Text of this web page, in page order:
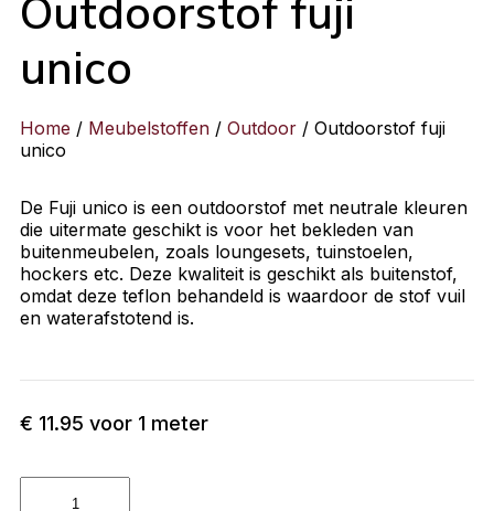
Outdoorstof fuji
unico
Home / Meubelstoffen / Outdoor / Outdoorstof fuji
unico
De Fuji unico is een outdoorstof met neutrale kleuren
die uitermate geschikt is voor het bekleden van
buitenmeubelen, zoals loungesets, tuinstoelen,
hockers etc. Deze kwaliteit is geschikt als buitenstof,
omdat deze teflon behandeld is waardoor de stof vuil
en waterafstotend is.
€ 11.95 voor 1 meter